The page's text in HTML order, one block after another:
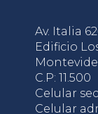
Av. Italia
Edificio
C.P: 11.500
Celular
Celular